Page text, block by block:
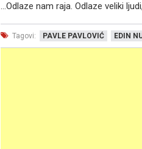
…Odlaze nam raja. Odlaze veliki
Tagovi: PAVLE PAVLOVIĆ EDIN